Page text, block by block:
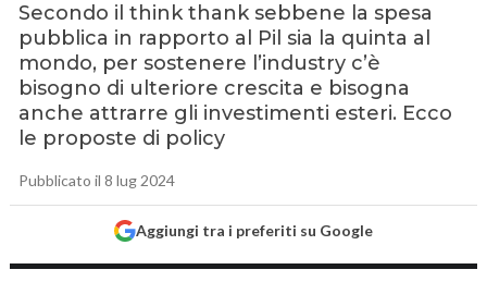
Secondo il think thank sebbene la spesa
pubblica in rapporto al Pil sia la quinta al
mondo, per sostenere l’industry c’è
bisogno di ulteriore crescita e bisogna
anche attrarre gli investimenti esteri. Ecco
le proposte di policy
Pubblicato il 8 lug 2024
Aggiungi tra i preferiti su Google